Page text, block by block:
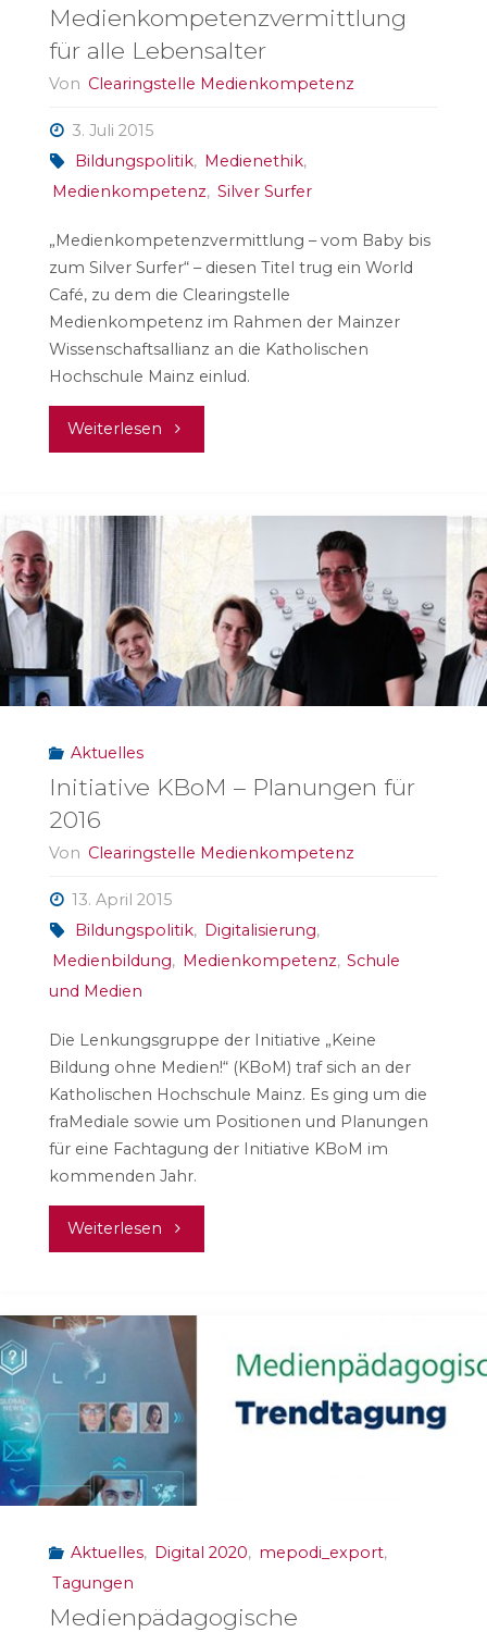
Medienkompetenzvermittlung
für alle Lebensalter
Von Clearingstelle Medienkompetenz
3. Juli 2015
Bildungspolitik, Medienethik,
Medienkompetenz, Silver Surfer
„Medienkompetenzvermittlung – vom Baby bis
zum Silver Surfer“ – diesen Titel trug ein World
Café, zu dem die Clearingstelle
Medienkompetenz im Rahmen der Mainzer
Wissenschaftsallianz an die Katholischen
Hochschule Mainz einlud.
Weiterlesen "Medienkompetenzvermittlung
alle
Aktuelles
Initiative KBoM – Planungen für
2016
Von Clearingstelle Medienkompetenz
13. April 2015
Bildungspolitik, Digitalisierung,
Medienbildung, Medienkompetenz, Schule
und Medien
Die Lenkungsgruppe der Initiative „Keine
Bildung ohne Medien!“ (KBoM) traf sich an der
Katholischen Hochschule Mainz. Es ging um die
fraMediale sowie um Positionen und Planungen
für eine Fachtagung der Initiative KBoM im
kommenden Jahr.
Weiterlesen "Initiative
–
Planungen
für
2016"
Aktuelles, Digital 2020, mepodi_export,
Tagungen
Medienpädagogische